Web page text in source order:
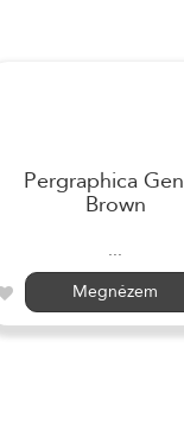
Pergraphica
Brown
...
Megnézem